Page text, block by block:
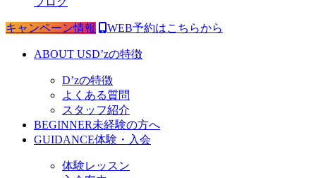
キャンペーン情報 WEB予約はこちらから
ABOUT USD’zの特徴
D’zの特徴
よくある質問
スタッフ紹介
BEGINNER未経験の方へ
GUIDANCE体験・入会
体験レッスン